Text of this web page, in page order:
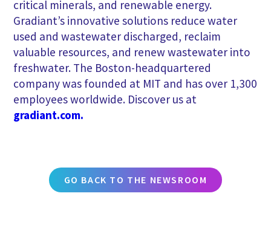
critical minerals, and renewable energy.
Gradiant’s innovative solutions reduce water
used and wastewater discharged, reclaim
valuable resources, and renew wastewater into
freshwater. The Boston-headquartered
company was founded at MIT and has over 1,300
employees worldwide. Discover us at
gradiant.com.
GO BACK TO THE NEWSROOM